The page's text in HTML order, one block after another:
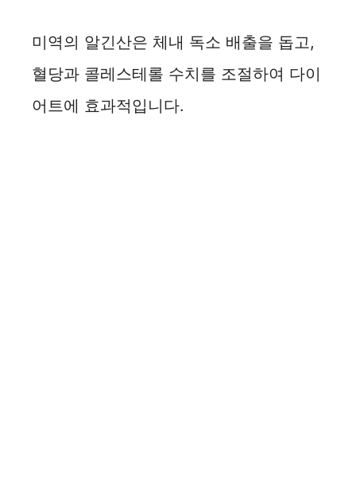
미역의 알긴산은 체내 독소 배출을 돕고,
혈당과 콜레스테롤 수치를 조절하여 다이
어트에 효과적입니다.